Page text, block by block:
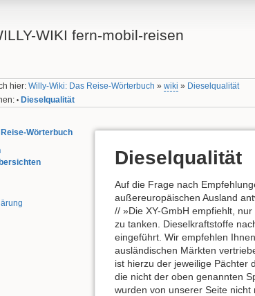
WIKI fern-mobil-reisen
hier:Willy-Wiki: Das Reise-Wörterbuch »wiki » Dieselqualität
• Dieselqualität
Wörterbuch
Dieselqualität
Auf die Frage nach
außereuropäischen Ausland
// »Die XY-GmbH empfiehlt,
zu tanken. Dieselkraftstoffe
eingeführt. Wir empfehlen
ausländischen Märkten
ist hierzu der jeweilige Pächter
die nicht der oben genannten
wurden von unserer Seite